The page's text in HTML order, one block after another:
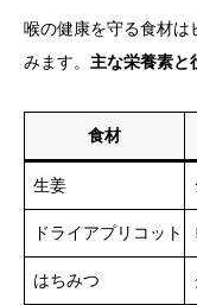
喉の健康を守る食材は
みます。 主な栄養素と
食材
生姜
ドライアプリコット
はちみつ